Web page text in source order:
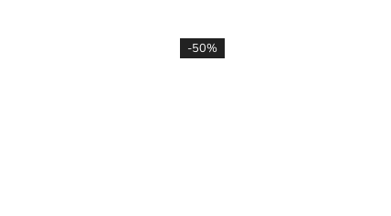
-50%